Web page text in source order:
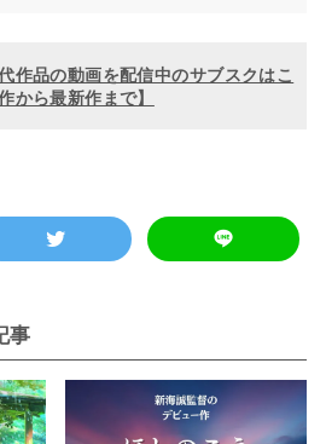
作品の動画を配信中のサブスクはこ
から最新作まで】
事